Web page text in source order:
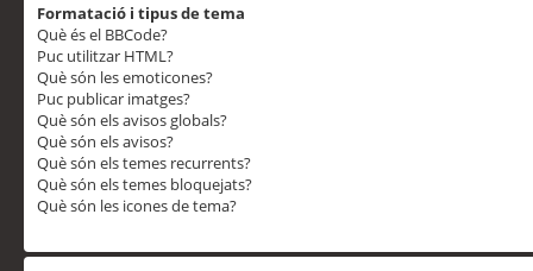
Formatació i tipus de tema
Què és el BBCode?
Puc utilitzar HTML?
Què són les emoticones?
Puc publicar imatges?
Què són els avisos globals?
Què són els avisos?
Què són els temes recurrents?
Què són els temes bloquejats?
Què són les icones de tema?